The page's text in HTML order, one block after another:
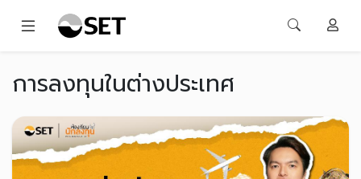
การลงทุนในต่างประเทศ